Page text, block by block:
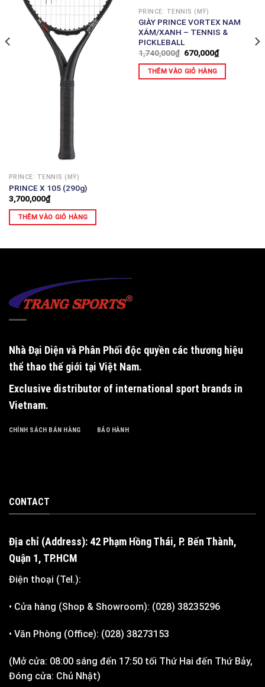
PRINCE: TENNIS (MỸ)
PRINCE X 105 (290g)
3,700,000₫
THÊM VÀO GIỎ HÀNG
PRINCE: TENNIS (MỸ)
GIÀY PRINCE VORTEX NAM
XÁM/XANH – TENNIS &
PICKLEBALL
1,740,000₫ 670,000₫
THÊM VÀO GIỎ HÀNG
Nhà Đại Diện và Phân Phối độc quyền các thương hiệu
thể thao thế giới tại Việt Nam.
Exclusive distributor of international sport brands in
Vietnam.
CHÍNH SÁCH BÁN HÀNG BẢO HÀNH
CONTACT
Địa chỉ (Address): 42 Phạm Hồng Thái, P. Bến Thành,
Quận 1, TP.HCM
Điện thoại (Tel.):
• Cửa hàng (Shop & Showroom): (028) 38235296
• Văn Phòng (Office): (028) 38273153
(Mở cửa: 08:00 sáng đến 17:50 tối Thứ Hai đến Thứ Bảy,
Đóng cửa: Chủ Nhật)